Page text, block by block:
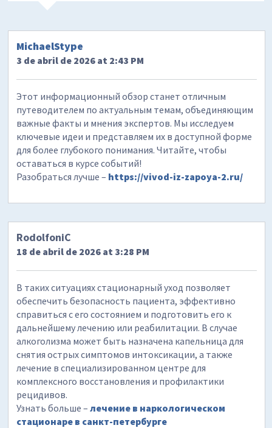
MichaelStype
3 de abril de 2026 at 2:43 PM
Этот информационный обзор станет отличным
путеводителем по актуальным темам, объединяющим
важные факты и мнения экспертов. Мы исследуем
ключевые идеи и представляем их в доступной форме
для более глубокого понимания. Читайте, чтобы
оставаться в курсе событий!
Разобраться лучше – https://vivod-iz-zapoya-2.ru/
RodolfoniC
18 de abril de 2026 at 3:28 PM
В таких ситуациях стационарный уход позволяет
обеспечить безопасность пациента, эффективно
справиться с его состоянием и подготовить его к
дальнейшему лечению или реабилитации. В случае
алкоголизма может быть назначена капельница для
снятия острых симптомов интоксикации, а также
лечение в специализированном центре для
комплексного восстановления и профилактики
рецидивов.
Узнать больше –лечение в наркологическом
стационаре в санкт-петербурге